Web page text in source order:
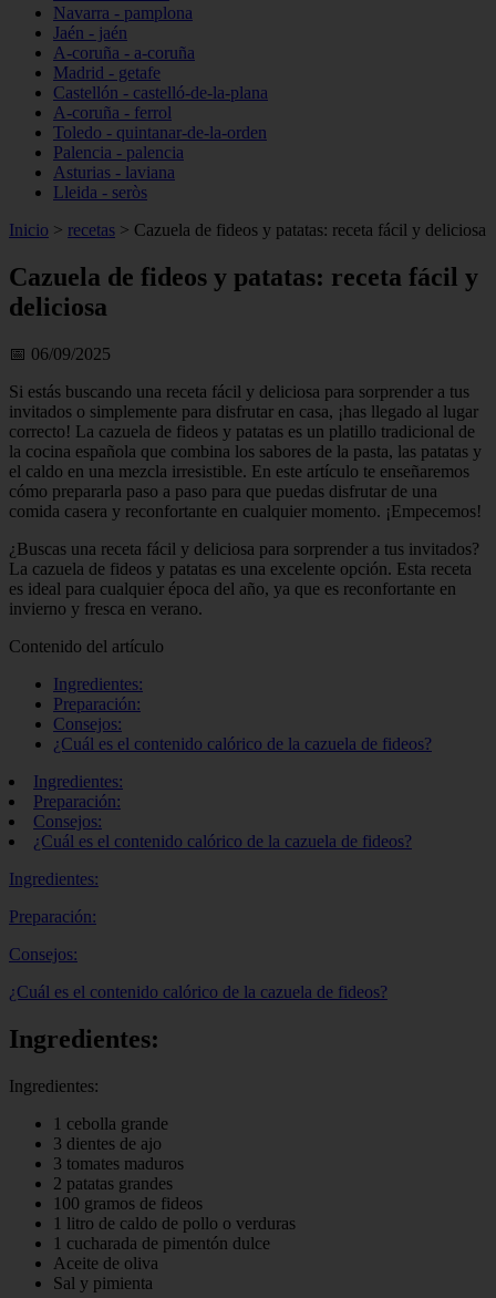
Navarra - pamplona
Jaén - jaén
A-coruña - a-coruña
Madrid - getafe
Castellón - castelló-de-la-plana
A-coruña - ferrol
Toledo - quintanar-de-la-orden
Palencia - palencia
Asturias - laviana
Lleida - seròs
Inicio > recetas > Cazuela de fideos y patatas: receta fácil y deliciosa
Cazuela de fideos y patatas: receta fácil y
deliciosa
📅 06/09/2025
Si estás buscando una receta fácil y deliciosa para sorprender a tus
invitados o simplemente para disfrutar en casa, ¡has llegado al lugar
correcto! La cazuela de fideos y patatas es un platillo tradicional de
la cocina española que combina los sabores de la pasta, las patatas y
el caldo en una mezcla irresistible. En este artículo te enseñaremos
cómo prepararla paso a paso para que puedas disfrutar de una
comida casera y reconfortante en cualquier momento. ¡Empecemos!
¿Buscas una receta fácil y deliciosa para sorprender a tus invitados?
La cazuela de fideos y patatas es una excelente opción. Esta receta
es ideal para cualquier época del año, ya que es reconfortante en
invierno y fresca en verano.
Contenido del artículo
Ingredientes:
Preparación:
Consejos:
¿Cuál es el contenido calórico de la cazuela de fideos?
Ingredientes:
Preparación:
Consejos:
¿Cuál es el contenido calórico de la cazuela de fideos?
Ingredientes:
Preparación:
Consejos:
¿Cuál es el contenido calórico de la cazuela de fideos?
Ingredientes:
Ingredientes:
1 cebolla grande
3 dientes de ajo
3 tomates maduros
2 patatas grandes
100 gramos de fideos
1 litro de caldo de pollo o verduras
1 cucharada de pimentón dulce
Aceite de oliva
Sal y pimienta